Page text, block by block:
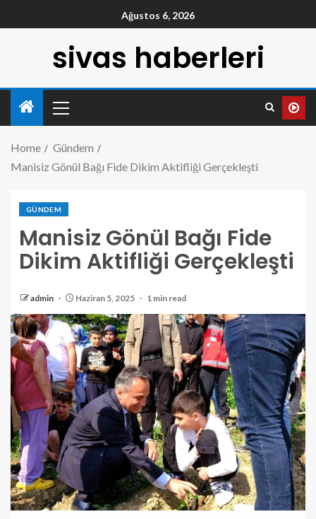
Ağustos 6, 2026
sivas haberleri
Home
Gündem
Manisiz Gönül Bağı Fide Dikim Aktifliği Gerçekleşti
GÜNDEM
Manisiz Gönül Bağı Fide
Dikim Aktifliği Gerçekleşti
admin Haziran 5, 2025 1 min read